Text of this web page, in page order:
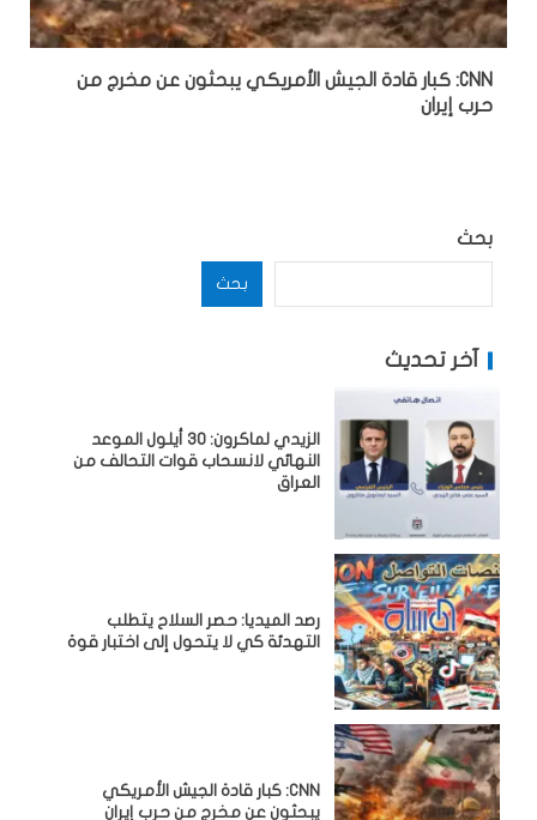
CNN: كبار قادة الجيش الأمريكي يبحثون عن مخرج من
حرب إيران
بحث
بحث
آخر تحديث
الزيدي لماكرون: 30 أيلول الموعد
النهائي لانسحاب قوات التحالف من
العراق
رصد الميديا: حصر السلاح يتطلب
التهدئة كي لا يتحول إلى اختبار قوة
CNN: كبار قادة الجيش الأمريكي
يبحثون عن مخرج من حرب إيران